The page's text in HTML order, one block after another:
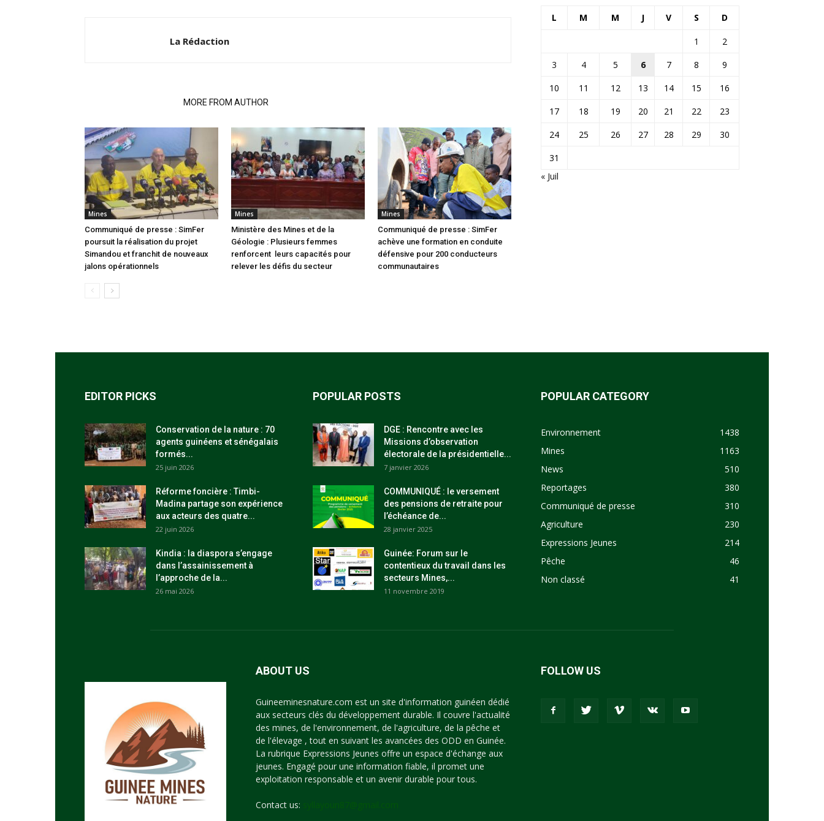
La Rédaction
MORE FROM AUTHOR
Mines
Communiqué de presse : SimFer
poursuit la réalisation du projet
Simandou et franchit de nouveaux
jalons opérationnels
Mines
Ministère des Mines et de la
Géologie : Plusieurs femmes
renforcent leurs capacités pour
relever les défis du secteur
Mines
Communiqué de presse : SimFer
achève une formation en conduite
défensive pour 200 conducteurs
communautaires
L M M J V S D
1
2
3
4 5 6 7 8
9
10
11 12 13 14 15
16
17
18 19 20 21 22
23
24
25 26 27 28 29
30
31
« Juil
EDITOR PICKS
Conservation de la nature : 70
agents guinéens et sénégalais
formés...
25 juin 2026
Réforme foncière : Timbi-
Madina partage son expérience
aux acteurs des quatre...
22 juin 2026
Kindia : la diaspora s’engage
dans l’assainissement à
l’approche de la...
26 mai 2026
POPULAR POSTS
DGE : Rencontre avec les
Missions d’observation
électorale de la présidentielle...
7 janvier 2026
COMMUNIQUÉ : le versement
des pensions de retraite pour
l’échéance de...
28 janvier 2025
Guinée: Forum sur le
contentieux du travail dans les
secteurs Mines,...
11 novembre 2019
POPULAR CATEGORY
Environnement
1438
Mines
1163
News
510
Reportages
380
Communiqué de presse
310
Agriculture
230
Expressions Jeunes
214
Pêche
46
Non classé
41
ABOUT US
Guineeminesnature.com est un site d'information guinéen dédié
aux secteurs clés du développement durable. Il couvre l'actualité
des mines, de l'environnement, de l'agriculture, de la pêche et
de l'élevage , tout en suivant les avancées des ODD en Guinée.
La rubrique Expressions Jeunes offre un espace d'échange aux
jeunes. Engagé pour une information fiable, il promet une
exploitation responsable et un avenir durable pour tous.
Contact us:
FOLLOW US